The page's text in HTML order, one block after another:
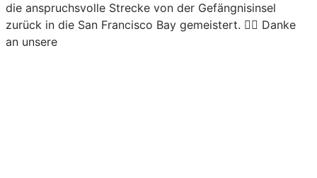
die anspruchsvolle Strecke von der Gefängnisinsel
zurück in die San Francisco Bay gemeistert. 🏊‍♀️ Danke
an unsere